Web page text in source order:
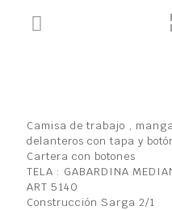
Camisa de trabajo ,
delanteros con tapa y
Cartera con botones
TELA : GABARDINA
ART 5140
Construcción Sarga 2/1